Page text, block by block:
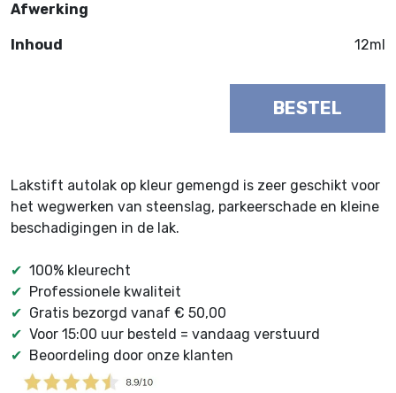
Afwerking
Inhoud 12ml
BESTEL
Lakstift autolak op kleur gemengd is zeer geschikt voor
het wegwerken van steenslag, parkeerschade en kleine
beschadigingen in de lak.
✔ 100% kleurecht
✔ Professionele kwaliteit
✔ Gratis bezorgd vanaf € 50,00
✔ Voor 15:00 uur besteld = vandaag verstuurd
✔ Beoordeling door onze klanten